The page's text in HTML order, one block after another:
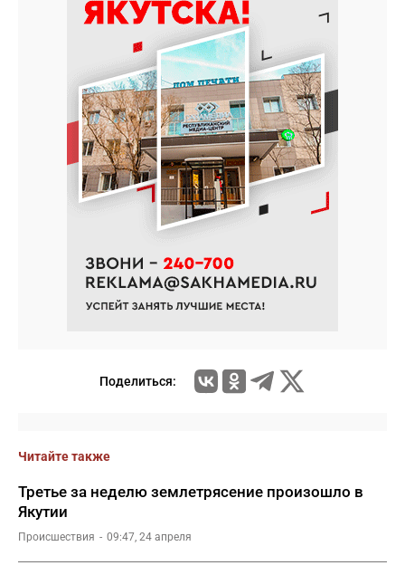
Поделиться:
Читайте также
Третье за неделю землетрясение произошло в
Якутии
Происшествия 09:47, 24 апреля